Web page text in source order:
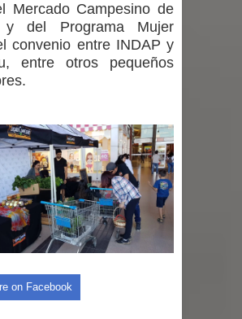
de Curicó inició
de vacunación escolar
activa Código Azul en Talca ante
Mercado Campesino de
y del Programa Mujer
convenio entre INDAP y
entre otros pequeños
on Facebook